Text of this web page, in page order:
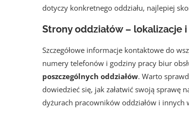
dotyczy konkretnego oddziału, najlepiej
Strony oddziałów – lokalizacje
Szczegółowe informacje kontaktowe do
numery telefonów i godziny pracy biur
poszczególnych oddziałów. Warto
dowiedzieć się, jak załatwić swoją sprawę
dyżurach pracowników oddziałów i innych